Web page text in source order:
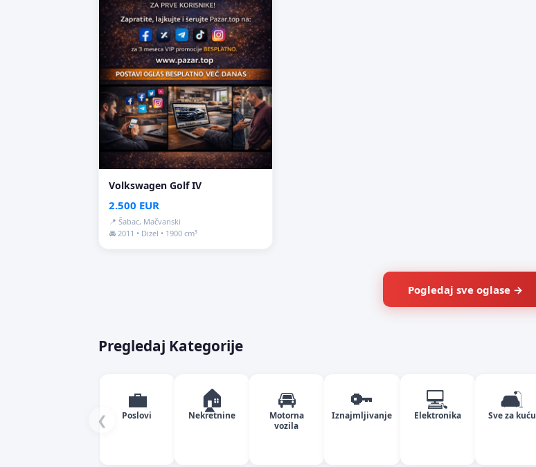
Volkswagen Golf IV
2.500 EUR
📍 Šabac, Mačvanski
🚘 2011 • Dizel • 1900 cm³
Pogledaj sve oglase →
Pregledaj Kategorije
❮
💼
Poslovi
🏠
Nekretnine
🚘
Motorna
vozila
🔑
Iznajmljivanje
💻
Elektronika
🛋️
Sve za kuću